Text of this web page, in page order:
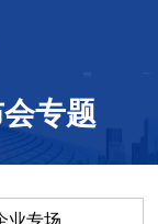
专题
业专场